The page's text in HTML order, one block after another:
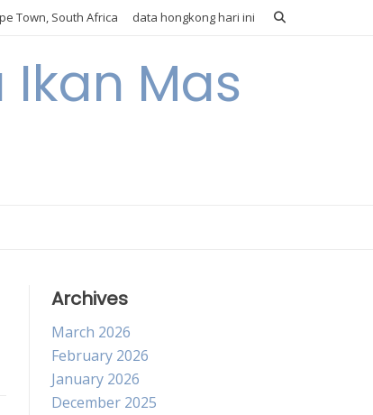
Town, South Africa data hongkong hari ini
Mas
Archives
March 2026
February 2026
January 2026
December 2025